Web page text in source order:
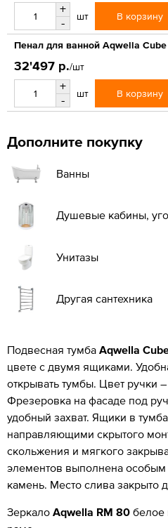
+
-
шт В корзину
Пенал для ванной Aqwella
32'497 р./шт
+
-
шт В корзину
Дополните покупку
Ванны
Душевые кабины,
Унитазы
Другая сантехника
Подвесная тумба Aqwella
цвете с двумя ящиками.
открывать тумбы. Цвет ручки
Фрезеровка на фасаде под
удобный захват. Ящики в
направляющими скрытого
скольжения и мягкого
элементов выполнена
камень. Место слива закрыто
Зеркало Aqwella RM 80 белое